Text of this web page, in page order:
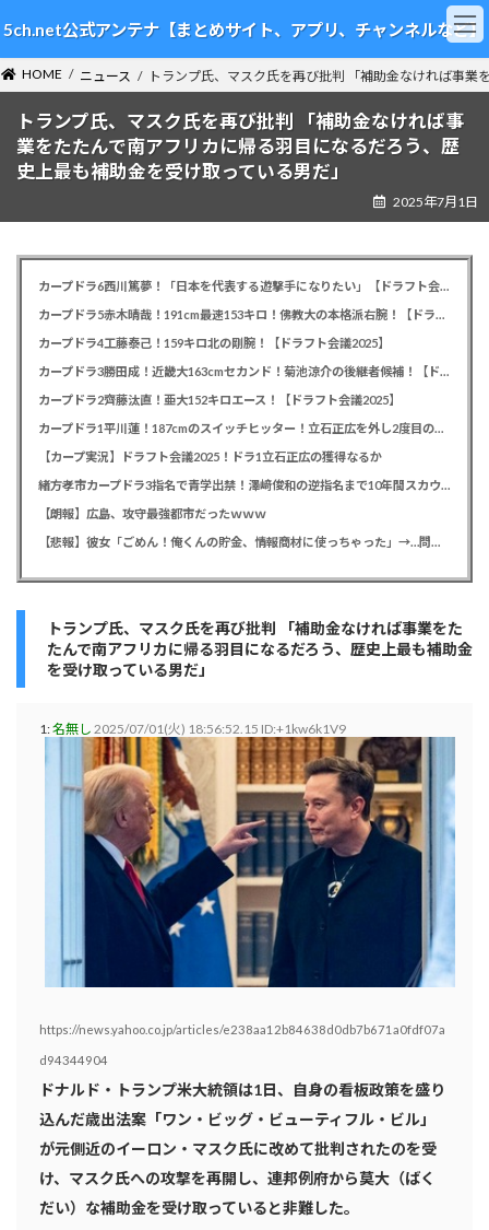
ン
テ
ン
ツ
ビ
ゲ
ー
シ
5ch.net公式アンテナ【まとめサイト、アプリ、チャンネルなど】
HOME ニュース トランプ氏、マスク氏を再び批判 「補助金なければ事
トランプ氏、マスク氏を再び批判 「補助金なければ事
業をたたんで南アフリカに帰る羽目になるだろう、歴
史上最も補助金を受け取っている男だ」
2025年7月1日
カープドラ6西川篤夢！「日本を代表する遊撃手になりたい」【ドラフト会議2025】
カープドラ5赤木晴哉！191cm最速153キロ！佛教大の本格派右腕！【ドラフト会議2025】
カープドラ4工藤泰己！159キロ北の剛腕！【ドラフト会議2025】
カープドラ3勝田成！近畿大163cmセカンド！菊池涼介の後継者候補！【ドラフト会議2025】
カープドラ2齊藤汰直！亜大152キロエース！【ドラフト会議2025】
カープドラ1平川蓮！187cmのスイッチヒッター！立石正広を外し2度目の重複も新井監督がクジを引き当てる！【ドラフト会議2025】
【カープ実況】ドラフト会議2025！ドラ1立石正広の獲得なるか
緒方孝市カープドラ3指名で青学出禁！澤﨑俊和の逆指名まで10年間スカウト出禁
【朗報】広島、攻守最強都市だったｗｗｗ
【悲報】彼女「ごめん！俺くんの貯金、情報商材に使っちゃった」→…問い詰めたらギャン泣きされたんだが俺が悪いのか？
トランプ氏、マスク氏を再び批判 「補助金なければ事業をた
たんで南アフリカに帰る羽目になるだろう、歴史上最も補助金
を受け取っている男だ」
1:名無し 2025/07/01(火) 18:56:52.15 ID:+1kw6k1V9
https://news.yahoo.co.jp/articles/e238aa12b84638d0db7b671a0fdf07a
d94344904
ドナルド・トランプ米大統領は1日、自身の看板政策を盛り
込んだ歳出法案「ワン・ビッグ・ビューティフル・ビル」
が元側近のイーロン・マスク氏に改めて批判されたのを受
け、マスク氏への攻撃を再開し、連邦例府から莫大（ばく
だい）な補助金を受け取っていると非難した。